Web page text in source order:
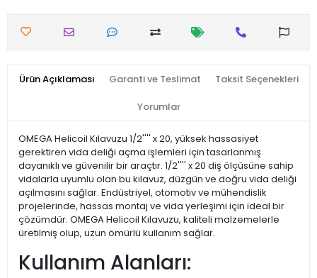
Ürün Açıklaması Garanti ve Teslimat Taksit Seçenekleri
Yorumlar
OMEGA Helicoil Kılavuzu 1/2'''' x 20, yüksek hassasiyet
gerektiren vida deliği açma işlemleri için tasarlanmış
dayanıklı ve güvenilir bir araçtır. 1/2'''' x 20 diş ölçüsüne sahip
vidalarla uyumlu olan bu kılavuz, düzgün ve doğru vida deliği
açılmasını sağlar. Endüstriyel, otomotiv ve mühendislik
projelerinde, hassas montaj ve vida yerleşimi için ideal bir
çözümdür. OMEGA Helicoil Kılavuzu, kaliteli malzemelerle
üretilmiş olup, uzun ömürlü kullanım sağlar.
Kullanım Alanları: